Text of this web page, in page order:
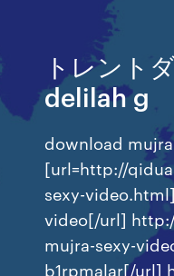
トレント
delilah g
download
[url=http://
sexy-
video[/url]
mujra-sexy-
b1rpmalar[/url]